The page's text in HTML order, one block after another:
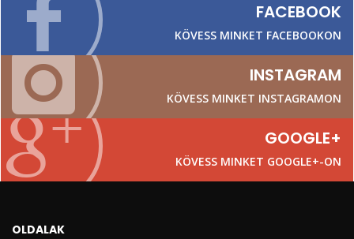
FACEBOOK
KÖVESS MINKET FACEBOOKON
INSTAGRAM
KÖVESS MINKET INSTAGRAMON
GOOGLE+
KÖVESS MINKET GOOGLE+-ON
OLDALAK